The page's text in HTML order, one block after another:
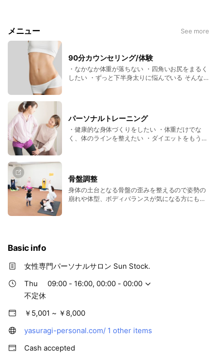
いつまでも健幸的で、美しく🌹
身体の不調、ダイエットのお悩み
お気軽にお聞かせくださいね。
※当店は女性専門ジムです。
メニュー See more
90分カウンセリング/体験
・なかなか体重が落ちない ・四角いお尻をまるく
したい ・ずっと下半身太りに悩んでいる そんな
パーソナルトレーニング
・健康的な身体づくりをしたい ・体重だけでな
く、体のラインを整えたい ・ダイエットをもう終
利用いただいています。
骨盤調整
身体の土台となる骨盤の歪みを整えるので姿勢の
崩れや体型、ボディバランスが気になる方にもオ
Basic info
女性専門パーソナルサロン Sun Stock.
Thu
09:00 - 16:00, 00:00 - 00:00
不定休
￥5,001 ~ ￥8,000
yasuragi-personal.com/ 1 other items
Cash accepted